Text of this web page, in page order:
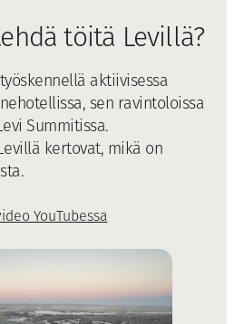
töitä Levillä?
aktiivisessa
sen ravintoloissa
Summitissa.
kertovat, mikä on
YouTubessa